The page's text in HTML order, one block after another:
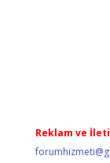
Reklam ve